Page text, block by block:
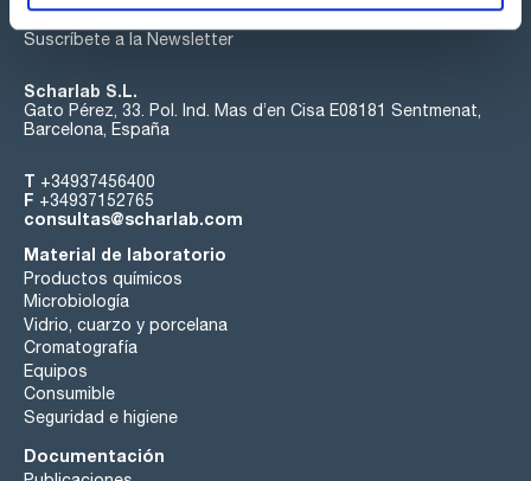
Suscríbete a la Newsletter
Scharlab S.L.
Gato Pérez, 33. Pol. Ind. Mas d’en Cisa E08181 Sentmenat,
Barcelona, España
T +34937456400
F +34937152765
consultas@scharlab.com
Material de laboratorio
Productos químicos
Microbiología
Vidrio, cuarzo y porcelana
Cromatografía
Equipos
Consumible
Seguridad e higiene
Documentación